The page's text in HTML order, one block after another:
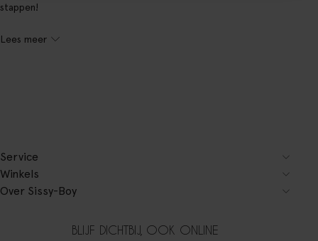
stappen!
Lees meer
Service
Winkels
Over Sissy-Boy
BLIJF DICHTBIJ, OOK ONLINE